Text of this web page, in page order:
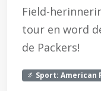
Field-
tour en word
de Packers!
Sport: American